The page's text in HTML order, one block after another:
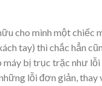
cho mình một chiếc
tay) thì chắc hẳn
bị trục trặc như
lỗi đơn giản, thay